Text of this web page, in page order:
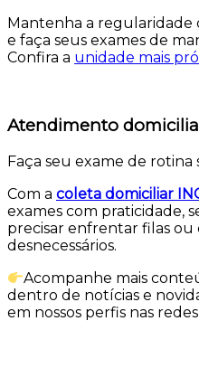
Mantenha a regularidade
e faça seus exames de
Confira a unidade mais
Atendimento
Faça seu exame de rotina
Com a coleta domiciliar
exames com praticidade,
precisar enfrentar filas ou
desnecessários.
Acompanhe mais
dentro de notícias e
em nossos perfis nas redes